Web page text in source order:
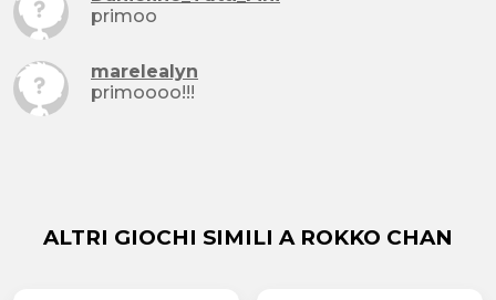
primoo
marelealyn
primoooo!!!
ALTRI GIOCHI SIMILI A ROKKO CHAN